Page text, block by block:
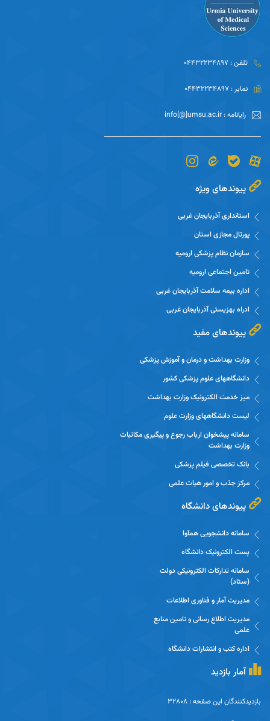
کتب و انتشارات
درج وابستگی سازمانی
صحیح در مقالات
تلفن : 04432234897
نمابر : 04432234897
رایانامه : info[@]umsu.ac.ir
پیوندهای ویژه
استانداری آذربایجان غربی
پورتال مجازی استان
سازمان نظام پزشکی ارومیه
تامین اجتماعی ارومیه
اداره بیمه سلامت آذربایجان غربی
ادراه بهزیستی آذربایجان غربی
پیوندهای مفید
وزارت بهداشت و درمان و آموزش پزشکی
دانشگاههای علوم پزشکی کشور
میز خدمت الکترونیک وزارت بهداشت
لیست دانشگاههای وزارت علوم
سامانه پیشخوان ارباب رجوع و پیگیری مکاتبات
وزارت بهداشت
بانک تخصصی فیلم پزشکی
مرکز جذب و امور هیات علمی
پیوندهای دانشگاه
سامانه دانشجویی همآوا
پست الکترونیک دانشگاه
سامانه تدارکات الکترونیکی دولت
(ستاد)
مدیریت آمار و فناوری اطلاعات
مدیریت اطلاع رسانی و تامین منابع
علمی
اداره کتب و انتشارات دانشگاه
آمار بازدید
بازدیدکنندگان این صفحه : 32808